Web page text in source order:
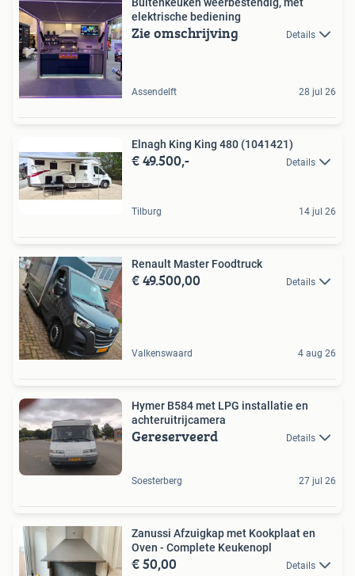
elektrische bediening
Zie omschrijving Details
Assendelft 28 jul 26
Elnagh King King 480 (1041421)
€ 49.500,- Details
Tilburg 14 jul 26
Renault Master Foodtruck
€ 49.500,00 Details
Valkenswaard 4 aug 26
Hymer B584 met LPG installatie en
achteruitrijcamera
Gereserveerd Details
Soesterberg 27 jul 26
Zanussi Afzuigkap met Kookplaat en
Oven - Complete Keukenopl
€ 50,00 Details